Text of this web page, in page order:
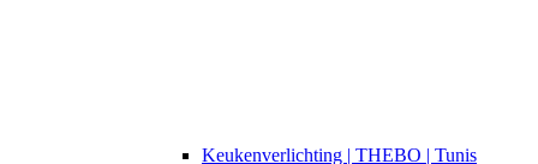
​​Keukenverlichting | THEBO | Tunis